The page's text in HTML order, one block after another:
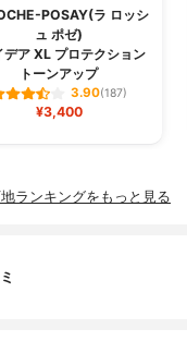
POSAY(ラ ロッシ
ュ ポゼ)
デア XL プロテクション
トーンアップ
3.90(187)
¥3,400
ランキングをもっと見る